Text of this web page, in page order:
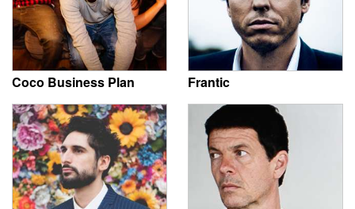
Coco Business Plan Frantic